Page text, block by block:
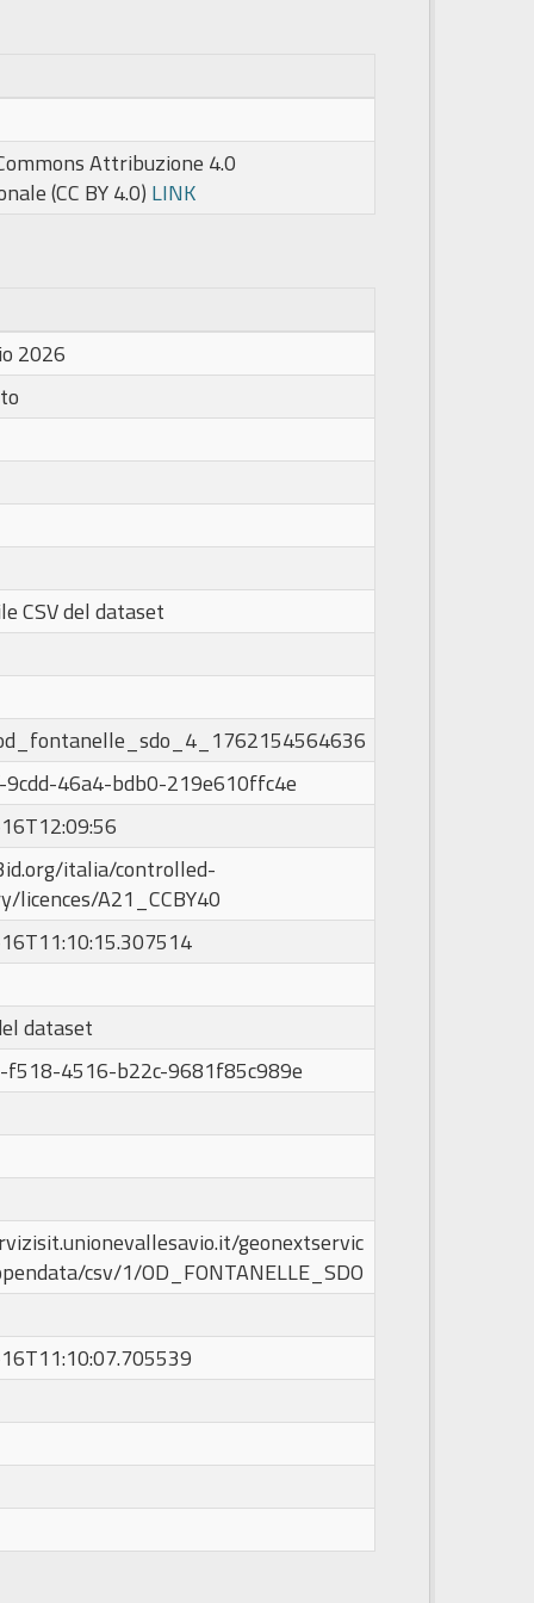
Attribuzione 4.0
(CC BY 4.0) LINK
2026
CSV del dataset
46a4-bdb0-219e610ffc4e
italia/controlled-
licences/A21_CCBY40
dataset
f518-4516-b22c-9681f85c989e
geonextservic
csv/1/OD_FONTANELLE_SDO